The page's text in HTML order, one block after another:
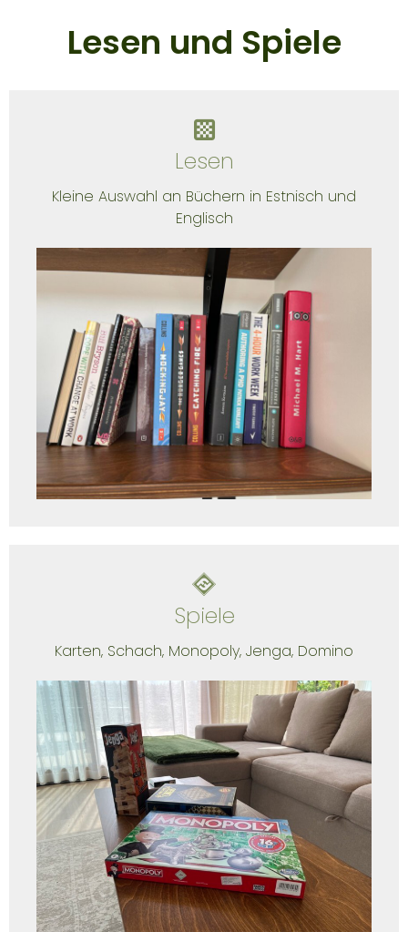
Lesen und Spiele
Lesen
Kleine Auswahl an Büchern in Estnisch und
Englisch
Spiele
Karten, Schach, Monopoly, Jenga, Domino